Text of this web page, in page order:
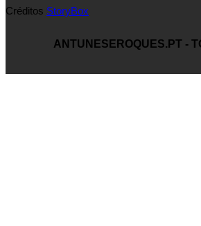
Créditos StoryBox
ANTUNESEROQUES.PT -